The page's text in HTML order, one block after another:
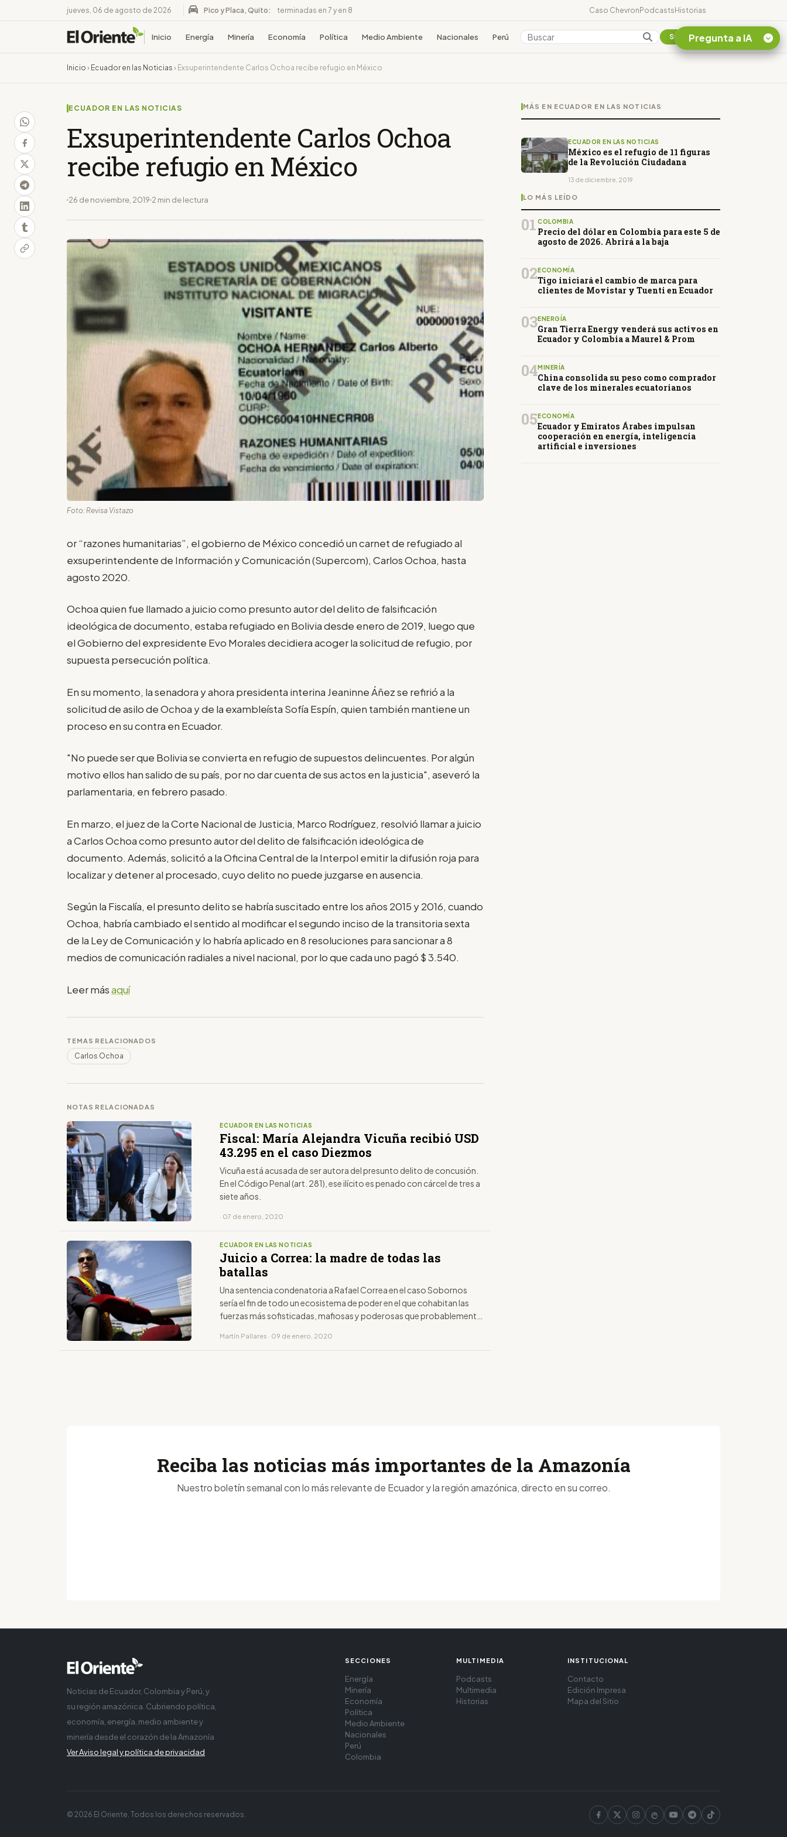
jueves, 06 de agosto de 2026 Pico y Placa, Quito: terminadas en 7 y en 8 Caso ChevronPodcastsHistorias
Inicio Energía Minería Economía Política Medio Ambiente Nacionales Perú Colombia Suscribirse
Inicio › Ecuador en las Noticias › Exsuperintendente Carlos Ochoa recibe refugio en México
ECUADOR EN LAS NOTICIAS
Exsuperintendente Carlos Ochoa
recibe refugio en México
26 de noviembre, 2019 2 min de lectura
Foto: Revisa Vistazo
or “razones humanitarias”, el gobierno de México concedió un carnet de refugiado al
exsuperintendente de Información y Comunicación (Supercom), Carlos Ochoa, hasta
agosto 2020.
Ochoa quien fue llamado a juicio como presunto autor del delito de falsificación
ideológica de documento, estaba refugiado en Bolivia desde enero de 2019, luego que
el Gobierno del expresidente Evo Morales decidiera acoger la solicitud de refugio, por
supuesta persecución política.
En su momento, la senadora y ahora presidenta interina Jeaninne Áñez se refirió a la
solicitud de asilo de Ochoa y de la exambleísta Sofía Espín, quien también mantiene un
proceso en su contra en Ecuador.
"No puede ser que Bolivia se convierta en refugio de supuestos delincuentes. Por algún
motivo ellos han salido de su país, por no dar cuenta de sus actos en la justicia", aseveró la
parlamentaria, en febrero pasado.
En marzo, el juez de la Corte Nacional de Justicia, Marco Rodríguez, resolvió llamar a juicio
a Carlos Ochoa como presunto autor del delito de falsificación ideológica de
documento. Además, solicitó a la Oficina Central de la Interpol emitir la difusión roja para
localizar y detener al procesado, cuyo delito no puede juzgarse en ausencia.
Según la Fiscalía, el presunto delito se habría suscitado entre los años 2015 y 2016, cuando
Ochoa, habría cambiado el sentido al modificar el segundo inciso de la transitoria sexta
de la Ley de Comunicación y lo habría aplicado en 8 resoluciones para sancionar a 8
medios de comunicación radiales a nivel nacional, por lo que cada uno pagó $ 3.540.
Leer másaquí
TEMAS RELACIONADOS
Carlos Ochoa
NOTAS RELACIONADAS
ECUADOR EN LAS NOTICIAS
Fiscal: María Alejandra Vicuña recibió USD
43.295 en el caso Diezmos
Vicuña está acusada de ser autora del presunto delito de concusión.
En el Código Penal (art. 281), ese ilícito es penado con cárcel de tres a
siete años.
· 07 de enero, 2020
ECUADOR EN LAS NOTICIAS
Juicio a Correa: la madre de todas las
batallas
Una sentencia condenatoria a Rafael Correa en el caso Sobornos
sería el fin de todo un ecosistema de poder en el que cohabitan las
fuerzas más sofisticadas, mafiosas y poderosas que probablemente
Martín Pallares · 09 de enero, 2020
MÁS EN ECUADOR EN LAS NOTICIAS
ECUADOR EN LAS NOTICIAS
México es el refugio de 11 figuras
de la Revolución Ciudadana
13 de diciembre, 2019
LO MÁS LEÍDO
01 COLOMBIA
Precio del dólar en Colombia para este 5 de
agosto de 2026. Abrirá a la baja
02 ECONOMÍA
Tigo iniciará el cambio de marca para
clientes de Movistar y Tuenti en Ecuador
03ENERGÍA
Gran Tierra Energy venderá sus activos en
Ecuador y Colombia a Maurel & Prom
04MINERÍA
China consolida su peso como comprador
clave de los minerales ecuatorianos
05 ECONOMÍA
Ecuador y Emiratos Árabes impulsan
cooperación en energía, inteligencia
artificial e inversiones
Pregunta a IA
Reciba las noticias más importantes de la Amazonía
Nuestro boletín semanal con lo más relevante de Ecuador y la región amazónica, directo en su correo.
Noticias de Ecuador, Colombia y Perú, y
su región amazónica. Cubriendo política,
economía, energía, medio ambiente y
minería desde el corazón de la Amazonía
Ver Aviso legal y política de privacidad
SECCIONES
Energía
Minería
Economía
Política
Medio Ambiente
Nacionales
Perú
Colombia
MULTIMEDIA
Podcasts
Multimedia
Historias
INSTITUCIONAL
Contacto
Edición Impresa
Mapa del Sitio
© 2026 El Oriente. Todos los derechos reservados.